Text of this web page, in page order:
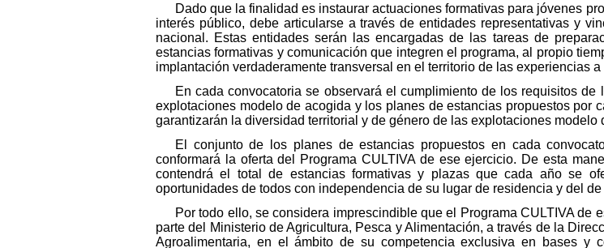
Dado que la finalidad es instaurar actuaciones formativas para jóvenes
interés público, debe articularse a través de entidades representativas y
nacional. Estas entidades serán las encargadas de las tareas de
estancias formativas y comunicación que integren el programa, al propio
implantación verdaderamente transversal en el territorio de las experiencias a
En cada convocatoria se observará el cumplimiento de los requisitos
explotaciones modelo de acogida y los planes de estancias propuestos por
garantizarán la diversidad territorial y de género de las explotaciones modelo
El conjunto de los planes de estancias propuestos en cada
conformará la oferta del Programa CULTIVA de ese ejercicio. De esta
contendrá el total de estancias formativas y plazas que cada año se
oportunidades de todos con independencia de su lugar de residencia y del
Por todo ello, se considera imprescindible que el Programa CULTIVA de
parte del Ministerio de Agricultura, Pesca y Alimentación, a través de la
Agroalimentaria, en el ámbito de su competencia exclusiva en bases y